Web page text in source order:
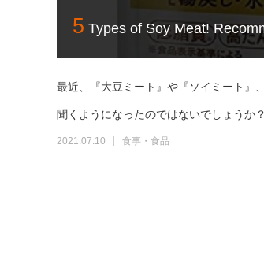
5 Types of Soy Meat!
最近、『大豆ミート』や『ソイミート』
聞くようになったのではないでしょうか
2021.07.10 食事・食品